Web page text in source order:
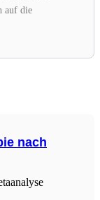
auf die
nach